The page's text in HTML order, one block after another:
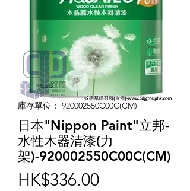
庫存單位： 920002550C00C(CM)
日本"Nippon Paint"立邦-
水性木器清漆(力
架)-920002550C00C(CM)
HK$336.00價